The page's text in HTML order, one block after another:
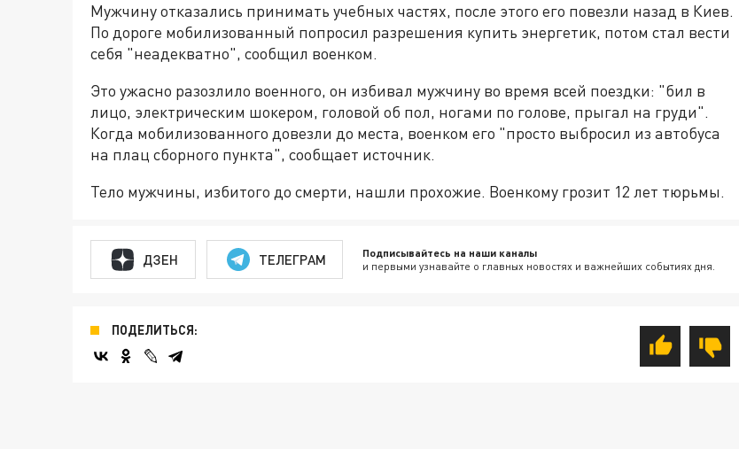
Мужчину отказались принимать учебных частях, после этого его повезли назад в Киев.
По дороге мобилизованный попросил разрешения купить энергетик, потом стал вести
себя "неадекватно", сообщил военком.
Это ужасно разозлило военного, он избивал мужчину во время всей поездки: "бил в
лицо, электрическим шокером, головой об пол, ногами по голове, прыгал на груди".
Когда мобилизованного довезли до места, военком его "просто выбросил из автобуса
на плац сборного пункта", сообщает источник.
Тело мужчины, избитого до смерти, нашли прохожие. Военкому грозит 12 лет тюрьмы.
ДЗЕН ТЕЛЕГРАМ Подписывайтесь на наши каналы
и первыми узнавайте о главных новостях и важнейших событиях дня.
ПОДЕЛИТЬСЯ: